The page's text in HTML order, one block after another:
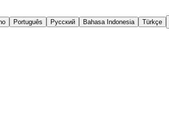
Português Русский Bahasa Indonesia Türkçe